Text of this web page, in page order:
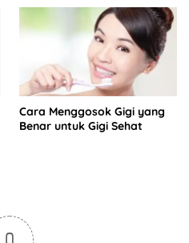
Cara Menggosok Gigi yang
Benar untuk Gigi Sehat